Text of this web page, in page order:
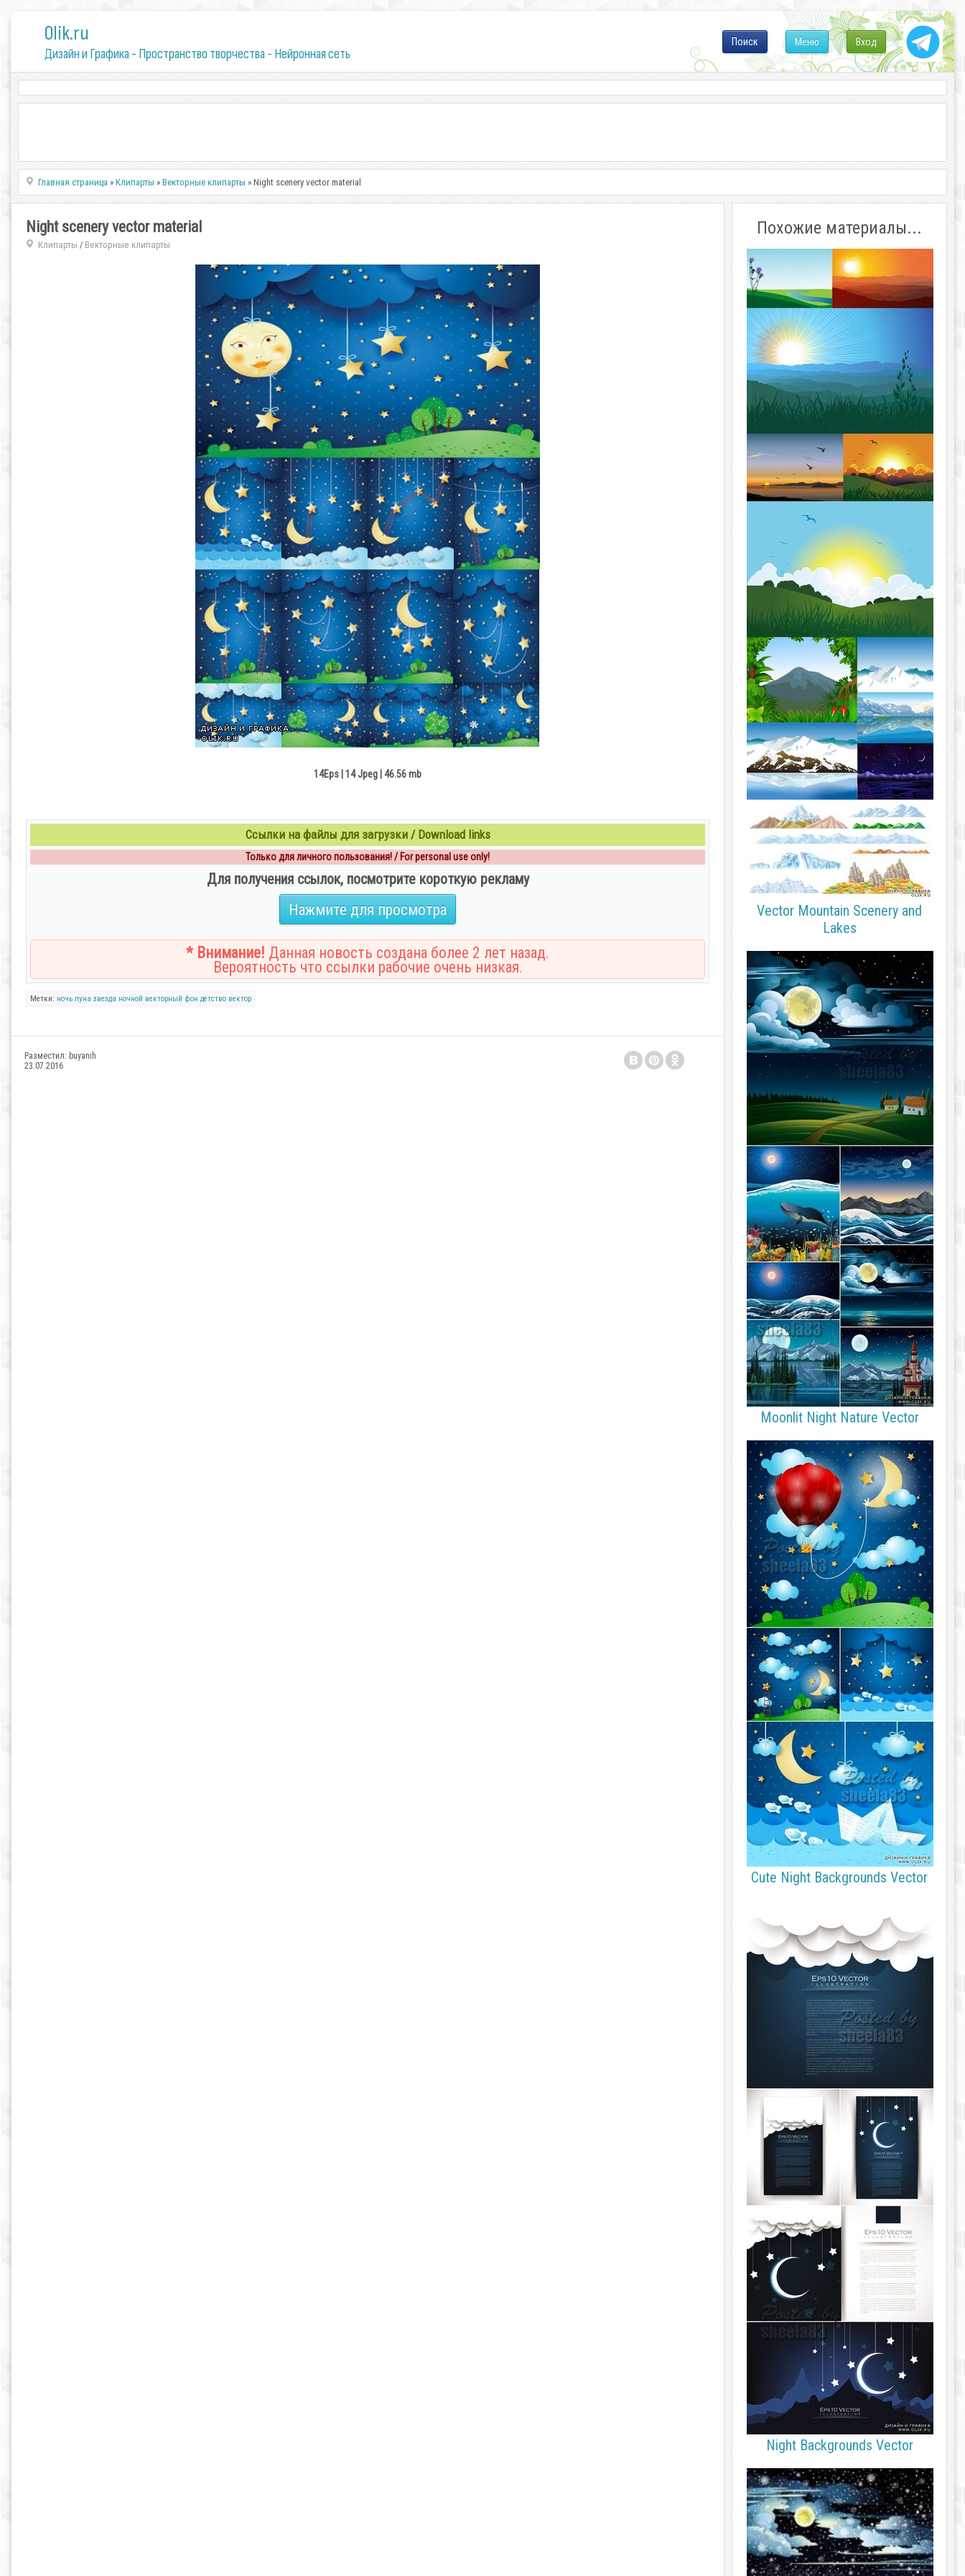
0lik.ru
Дизайн и Графика - Пространство творчества - Нейронная сеть
Вход
Меню
Поиск
Главная страница »Клипарты »Векторные клипарты » Night scenery vector material
Night scenery vector material
Клипарты / Векторные клипарты
14Eps | 14 Jpeg | 46.56 mb
Ссылки на файлы для загрузки / Download links
Только для личного пользования! / For personal use only!
Для получения ссылок, посмотрите короткую рекламу
Нажмите для просмотра
* Внимание! Данная новость создана более 2 лет назад.
Вероятность что ссылки рабочие очень низкая.
Метки: ночь луна звезда ночной векторный фон детство вектор
Разместил: buyanih
23.07.2016
Похожие материалы...
Vector Mountain Scenery and
Lakes
Moonlit Night Nature Vector
Cute Night Backgrounds Vector
Night Backgrounds Vector